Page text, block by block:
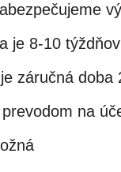
je 8-10 týždňov
záručná doba
na